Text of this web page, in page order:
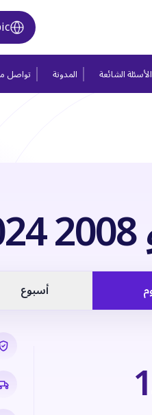
الأسئلة الشائعة المدونة تواصل
أسبوع